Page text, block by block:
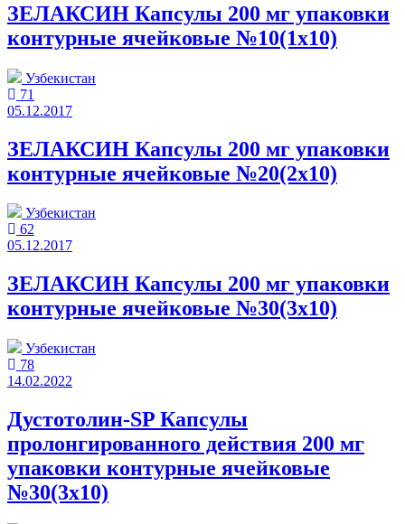
ЗЕЛАКСИН Капсулы 200 мг упаковки
контурные ячейковые №10(1x10)
Узбекистан
71
05.12.2017
ЗЕЛАКСИН Капсулы 200 мг упаковки
контурные ячейковые №20(2x10)
Узбекистан
62
05.12.2017
ЗЕЛАКСИН Капсулы 200 мг упаковки
контурные ячейковые №30(3x10)
Узбекистан
78
14.02.2022
Дустотолин-SP Капсулы
пролонгированного действия 200 мг
упаковки контурные ячейковые
№30(3x10)